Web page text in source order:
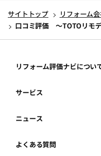
サイトトップ
リフォーム
口コミ評価 ～TOTOリモ
リフォーム評価ナビについ
リフォーム評価ナビとは
運営体制
はじめての方へ
サービス
リフォーム会社を探す
リフォーム事例を見る
ニュース
新着情報
よくある質問